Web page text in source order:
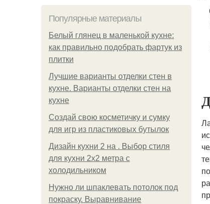
Популярные материалы
Белый глянец в маленькой кухне:
как правильно подобрать фартук из
плитки
Лучшие варианты отделки стен в
кухне. Варианты отделки стен на
кухне
Создай свою косметичку и сумку
для игр из пластиковых бутылок
Дизайн кухни 2 на . Выбор стиля
для кухни 2х2 метра с
холодильником
Нужно ли шпаклевать потолок под
покраску. Выравнивание